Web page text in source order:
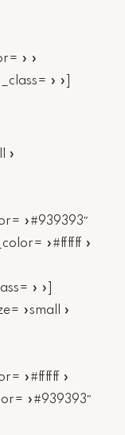
» »
» »]
»
»#939393″
»#ffffff »
» »]
»small »
»#ffffff »
»#939393″